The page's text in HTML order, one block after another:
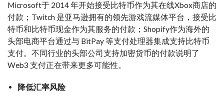
Microsoft于 2014 年开始接受比特币作为其在线Xbox商店的
付款；Twitch 是亚马逊拥有的领先游戏流媒体平台，接受比
特币和比特币现金作为其服务的付款；Shopify作为海外的
头部电商平台通过与 BitPay 等支付处理器集成支持比特币
支付。不同行业的头部公司支持加密货币的付款说明了
Web3 支付正在带来更多可能性。
降低汇率风险